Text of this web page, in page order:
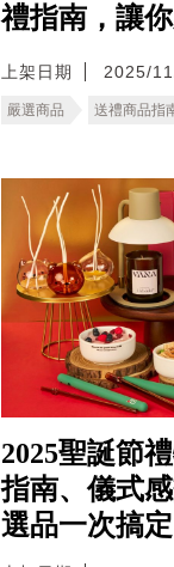
禮指南，讓
上架日期 2025/
嚴選商品 送禮商品指
2025聖誕節
指南、儀式
選品一次搞定